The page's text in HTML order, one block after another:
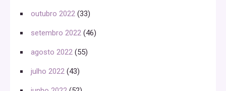
outubro 2022 (33)
setembro 2022 (46)
agosto 2022 (55)
julho 2022 (43)